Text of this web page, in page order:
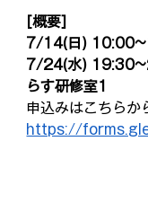
[概要]
7/14(日)
7/24(水)
らす研修室1
申込みはこちらか
https://